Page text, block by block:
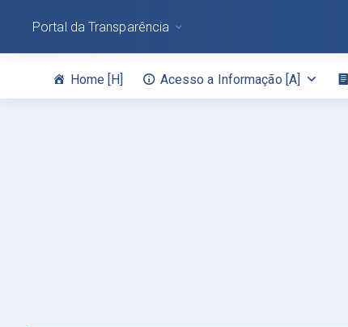
Home [H] Acesso a Informação [A]
Portal da Transparência